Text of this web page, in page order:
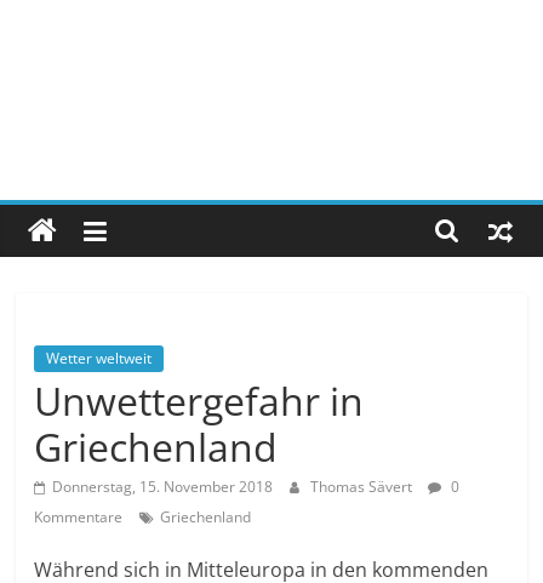
Wetter weltweit
Unwettergefahr in
Griechenland
Donnerstag, 15. November 2018 Thomas Sävert
0
Kommentare
Griechenland
Während sich in Mitteleuropa in den kommenden